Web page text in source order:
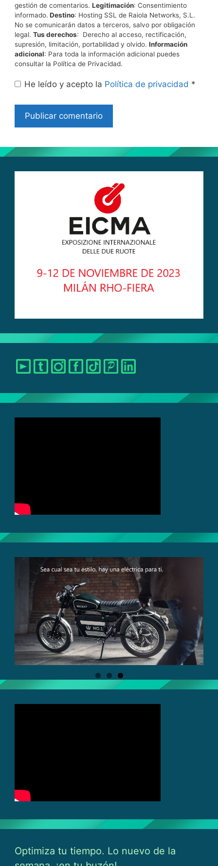
gestión de comentarios. Legitimación: Consentimiento
informado. Destino: Hosting SSL de Raiola Networks, S.L.
No se comunicarán datos a terceros, salvo por obligación
legal. Tus derechos: Derecho al acceso, rectificación,
supresión, limitación, portabilidad y olvido. Información
adicional: Para toda la información adicional puedes
consultar la Política de Privacidad.
He leído y acepto la Política de privacidad *
Optimiza tu tiempo. Lo nuevo de la